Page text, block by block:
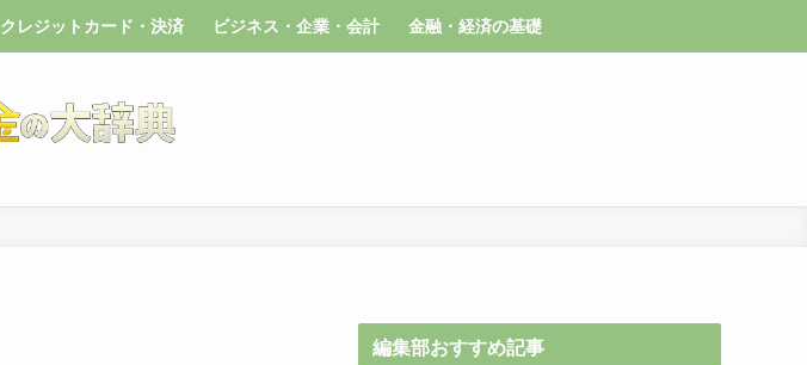
クレジットカード・決済 ビジネス・企業・会計 金融・経済の基礎
編集部おすすめ記事